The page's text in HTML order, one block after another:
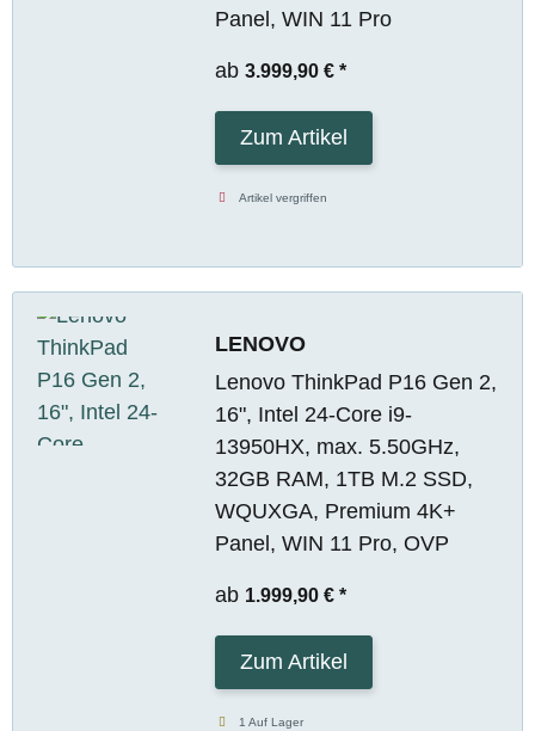
Panel, WIN 11 Pro
ab 3.999,90 € *
Zum Artikel
Artikel vergriffen
LENOVO
Lenovo ThinkPad P16 Gen 2,
16", Intel 24-Core i9-
13950HX, max. 5.50GHz,
32GB RAM, 1TB M.2 SSD,
WQUXGA, Premium 4K+
Panel, WIN 11 Pro, OVP
ab 1.999,90 € *
Zum Artikel
1 Auf Lager